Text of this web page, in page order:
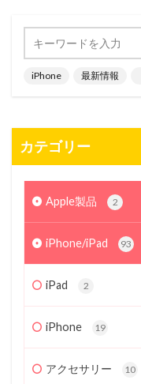
iPhone 最新情報
カテゴリー
Apple製品 2
iPhone/iPad 93
iPad 2
iPhone 19
アクセサリー 10